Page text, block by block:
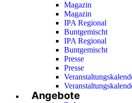
Magazin
Magazin
IPA Regional
Buntgemischt
IPA Regional
Buntgemischt
Presse
Presse
Angebote